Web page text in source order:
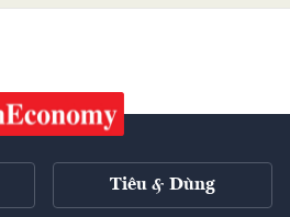
Tiêu & Dùng